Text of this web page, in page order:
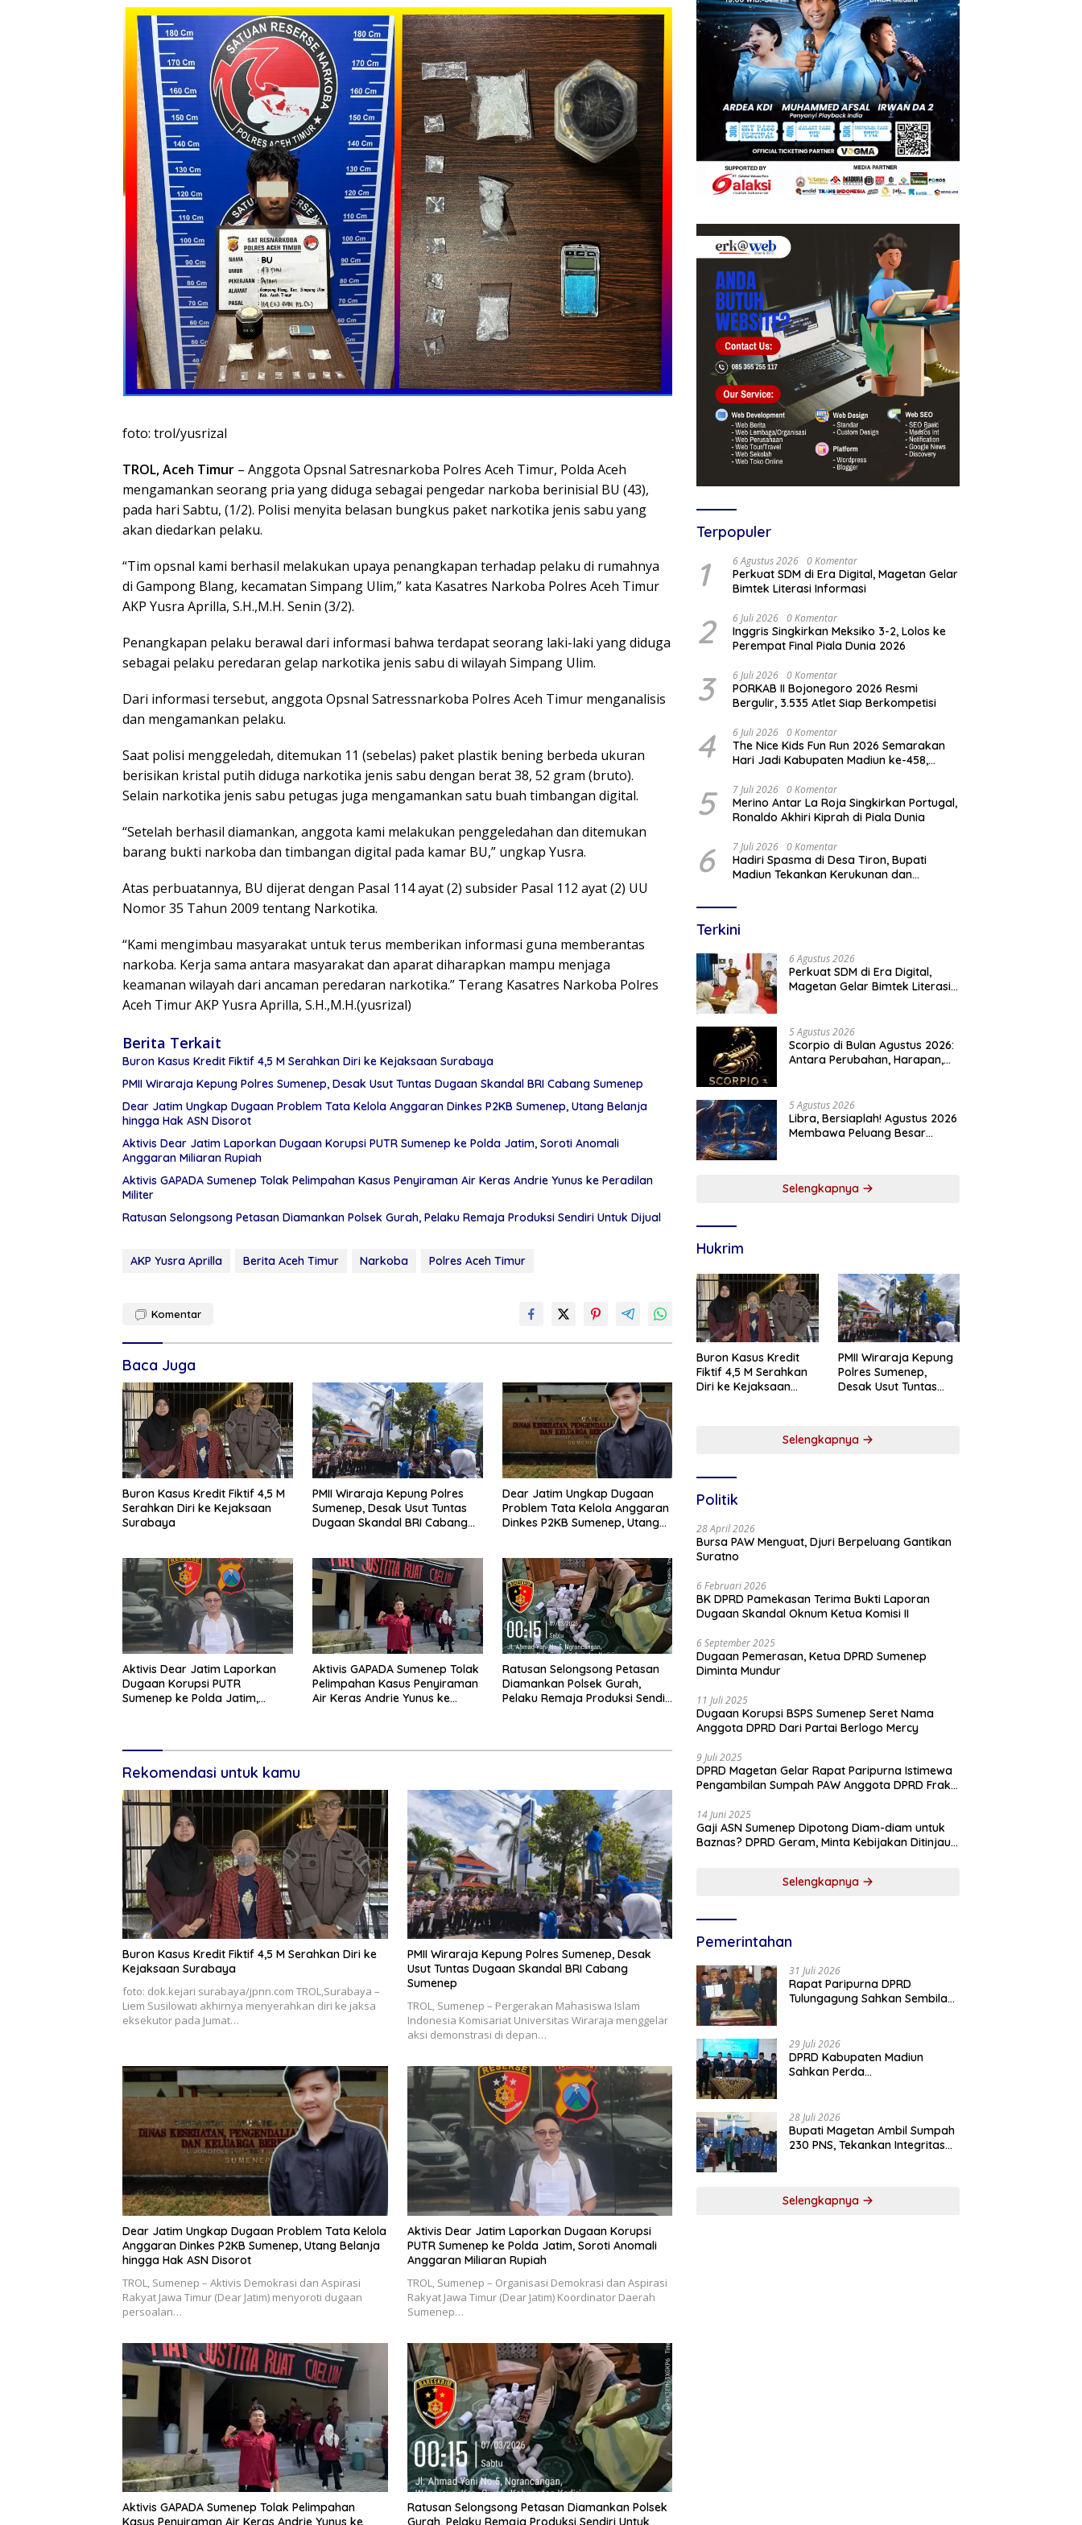
foto: trol/yusrizal
TROL, Aceh Timur – Anggota Opsnal Satresnarkoba Polres Aceh Timur, Polda Aceh
mengamankan seorang pria yang diduga sebagai pengedar narkoba berinisial BU (43),
pada hari Sabtu, (1/2). Polisi menyita belasan bungkus paket narkotika jenis sabu yang
akan diedarkan pelaku.
“Tim opsnal kami berhasil melakukan upaya penangkapan terhadap pelaku di rumahnya
di Gampong Blang, kecamatan Simpang Ulim,” kata Kasatres Narkoba Polres Aceh Timur
AKP Yusra Aprilla, S.H.,M.H. Senin (3/2).
Penangkapan pelaku berawal dari informasi bahwa terdapat seorang laki-laki yang diduga
sebagai pelaku peredaran gelap narkotika jenis sabu di wilayah Simpang Ulim.
Dari informasi tersebut, anggota Opsnal Satressnarkoba Polres Aceh Timur menganalisis
dan mengamankan pelaku.
Saat polisi menggeledah, ditemukan 11 (sebelas) paket plastik bening berbeda ukuran
berisikan kristal putih diduga narkotika jenis sabu dengan berat 38, 52 gram (bruto).
Selain narkotika jenis sabu petugas juga mengamankan satu buah timbangan digital.
“Setelah berhasil diamankan, anggota kami melakukan penggeledahan dan ditemukan
barang bukti narkoba dan timbangan digital pada kamar BU,” ungkap Yusra.
Atas perbuatannya, BU dijerat dengan Pasal 114 ayat (2) subsider Pasal 112 ayat (2) UU
Nomor 35 Tahun 2009 tentang Narkotika.
“Kami mengimbau masyarakat untuk terus memberikan informasi guna memberantas
narkoba. Kerja sama antara masyarakat dan aparat diharapkan mampu menjaga
keamanan wilayah dari ancaman peredaran narkotika.” Terang Kasatres Narkoba Polres
Aceh Timur AKP Yusra Aprilla, S.H.,M.H.(yusrizal)
Berita Terkait
Buron Kasus Kredit Fiktif 4,5 M Serahkan Diri ke Kejaksaan Surabaya
PMII Wiraraja Kepung Polres Sumenep, Desak Usut Tuntas Dugaan Skandal BRI Cabang Sumenep
Dear Jatim Ungkap Dugaan Problem Tata Kelola Anggaran Dinkes P2KB Sumenep, Utang Belanja
hingga Hak ASN Disorot
Aktivis Dear Jatim Laporkan Dugaan Korupsi PUTR Sumenep ke Polda Jatim, Soroti Anomali
Anggaran Miliaran Rupiah
Aktivis GAPADA Sumenep Tolak Pelimpahan Kasus Penyiraman Air Keras Andrie Yunus ke Peradilan
Militer
Ratusan Selongsong Petasan Diamankan Polsek Gurah, Pelaku Remaja Produksi Sendiri Untuk Dijual
AKP Yusra Aprilla Berita Aceh Timur Narkoba Polres Aceh Timur
Komentar
Baca Juga
Buron Kasus Kredit Fiktif 4,5 M
Serahkan Diri ke Kejaksaan
Surabaya
PMII Wiraraja Kepung Polres
Sumenep, Desak Usut Tuntas
Dugaan Skandal BRI Cabang
Dear Jatim Ungkap Dugaan
Problem Tata Kelola Anggaran
Dinkes P2KB Sumenep, Utang
Aktivis Dear Jatim Laporkan
Dugaan Korupsi PUTR
Sumenep ke Polda Jatim,
Aktivis GAPADA Sumenep Tolak
Pelimpahan Kasus Penyiraman
Air Keras Andrie Yunus ke
Ratusan Selongsong Petasan
Diamankan Polsek Gurah,
Pelaku Remaja Produksi Sendiri
Rekomendasi untuk kamu
Buron Kasus Kredit Fiktif 4,5 M Serahkan Diri ke
Kejaksaan Surabaya
foto: dok.kejari surabaya/jpnn.com TROL,Surabaya –
Liem Susilowati akhirnya menyerahkan diri ke jaksa
eksekutor pada Jumat…
PMII Wiraraja Kepung Polres Sumenep, Desak
Usut Tuntas Dugaan Skandal BRI Cabang
Sumenep
TROL, Sumenep – Pergerakan Mahasiswa Islam
Indonesia Komisariat Universitas Wiraraja menggelar
aksi demonstrasi di depan…
Dear Jatim Ungkap Dugaan Problem Tata Kelola
Anggaran Dinkes P2KB Sumenep, Utang Belanja
hingga Hak ASN Disorot
TROL, Sumenep – Aktivis Demokrasi dan Aspirasi
Rakyat Jawa Timur (Dear Jatim) menyoroti dugaan
persoalan…
Aktivis Dear Jatim Laporkan Dugaan Korupsi
PUTR Sumenep ke Polda Jatim, Soroti Anomali
Anggaran Miliaran Rupiah
TROL, Sumenep – Organisasi Demokrasi dan Aspirasi
Rakyat Jawa Timur (Dear Jatim) Koordinator Daerah
Sumenep…
Aktivis GAPADA Sumenep Tolak Pelimpahan
Kasus Penyiraman Air Keras Andrie Yunus ke
Ratusan Selongsong Petasan Diamankan Polsek
Gurah, Pelaku Remaja Produksi Sendiri Untuk
Terpopuler
1 6 Agustus 2026 0 Komentar
Perkuat SDM di Era Digital, Magetan Gelar
Bimtek Literasi Informasi
2 6 Juli 2026 0 Komentar
Inggris Singkirkan Meksiko 3-2, Lolos ke
Perempat Final Piala Dunia 2026
3 6 Juli 2026 0 Komentar
PORKAB II Bojonegoro 2026 Resmi
Bergulir, 3.535 Atlet Siap Berkompetisi
4 6 Juli 2026 0 Komentar
The Nice Kids Fun Run 2026 Semarakan
Hari Jadi Kabupaten Madiun ke-458,
Kompetisi
5 7 Juli 2026 0 Komentar
Merino Antar La Roja Singkirkan Portugal,
Ronaldo Akhiri Kiprah di Piala Dunia
6 7 Juli 2026 0 Komentar
Hadiri Spasma di Desa Tiron, Bupati
Madiun Tekankan Kerukunan dan
Terkini
6 Agustus 2026
Perkuat SDM di Era Digital,
Magetan Gelar Bimtek Literasi
5 Agustus 2026
Scorpio di Bulan Agustus 2026:
Antara Perubahan, Harapan,
5 Agustus 2026
Libra, Bersiaplah! Agustus 2026
Membawa Peluang Besar
Selengkapnya
Hukrim
Buron Kasus Kredit
Fiktif 4,5 M Serahkan
Diri ke Kejaksaan
PMII Wiraraja Kepung
Polres Sumenep,
Desak Usut Tuntas
Selengkapnya
Politik
28 April 2026
Bursa PAW Menguat, Djuri Berpeluang Gantikan
Suratno
6 Februari 2026
BK DPRD Pamekasan Terima Bukti Laporan
Dugaan Skandal Oknum Ketua Komisi II
6 September 2025
Dugaan Pemerasan, Ketua DPRD Sumenep
Diminta Mundur
11 Juli 2025
Dugaan Korupsi BSPS Sumenep Seret Nama
Anggota DPRD Dari Partai Berlogo Mercy
9 Juli 2025
DPRD Magetan Gelar Rapat Paripurna Istimewa
Pengambilan Sumpah PAW Anggota DPRD Fraksi
14 Juni 2025
Gaji ASN Sumenep Dipotong Diam-diam untuk
Baznas? DPRD Geram, Minta Kebijakan Ditinjau
Selengkapnya
Pemerintahan
31 Juli 2026
Rapat Paripurna DPRD
Tulungagung Sahkan Sembilan
29 Juli 2026
DPRD Kabupaten Madiun
Sahkan Perda
Agenda Prioritas
28 Juli 2026
Bupati Magetan Ambil Sumpah
230 PNS, Tekankan Integritas
Selengkapnya